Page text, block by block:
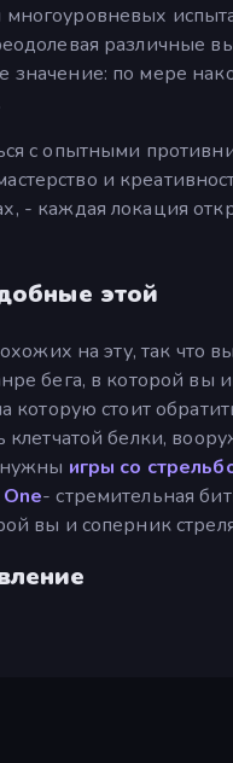
различные
по мере
с опытными
и
- каждая локация
этой
на эту, так что
бега, в которой вы
которую стоит
клетчатой белки,
игры со
- стремительная
вы и соперник